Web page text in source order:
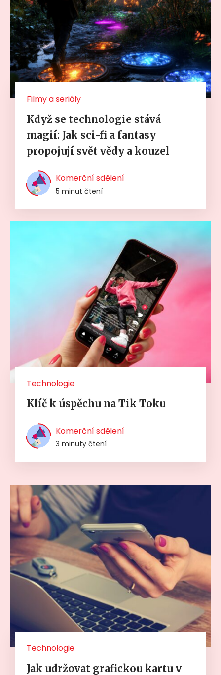
Filmy a seriály
Když se technologie stává
magií: Jak sci-fi a fantasy
propojují svět vědy a kouzel
Komerční sdělení
5 minut čtení
Technologie
Klíč k úspěchu na Tik Toku
Komerční sdělení
3 minuty čtení
Technologie
Jak udržovat grafickou kartu v